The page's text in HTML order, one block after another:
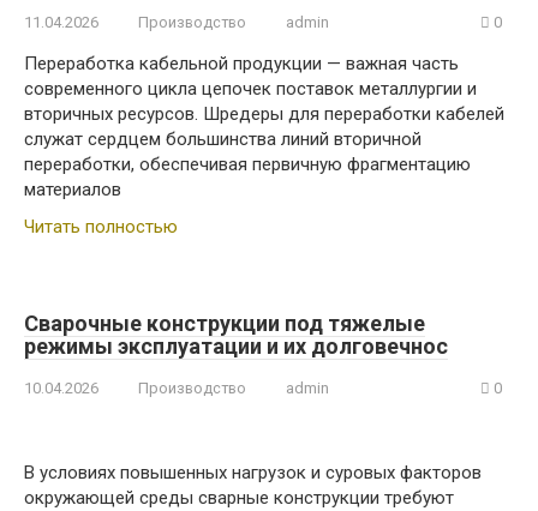
11.04.2026 Производство admin 0
Переработка кабельной продукции — важная часть
современного цикла цепочек поставок металлургии и
вторичных ресурсов. Шредеры для переработки кабелей
служат сердцем большинства линий вторичной
переработки, обеспечивая первичную фрагментацию
материалов
Читать полностью
Сварочные конструкции под тяжелые
режимы эксплуатации и их долговечнос
10.04.2026 Производство admin 0
В условиях повышенных нагрузок и суровых факторов
окружающей среды сварные конструкции требуют